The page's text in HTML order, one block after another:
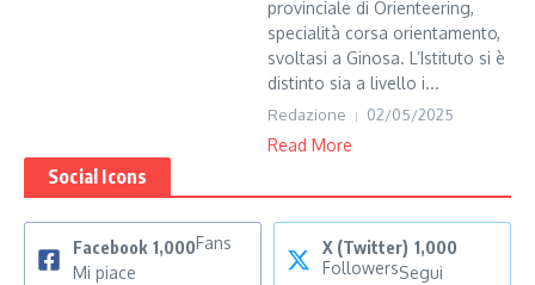
provinciale di Orienteering,
specialità corsa orientamento,
svoltasi a Ginosa. L’Istituto si è
distinto sia a livello i...
Redazione 02/05/2025
Read More
Social Icons
Facebook 1,000Fans
Mi piace
X (Twitter) 1,000
FollowersSegui